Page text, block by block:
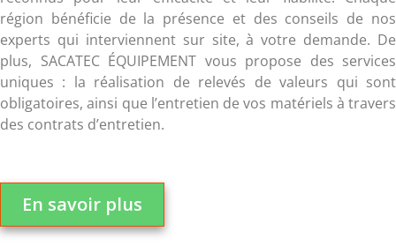
région bénéficie de la présence et des conseils de nos
experts qui interviennent sur site, à votre demande. De
plus, SACATEC ÉQUIPEMENT vous propose des services
uniques : la réalisation de relevés de valeurs qui sont
obligatoires, ainsi que l’entretien de vos matériels à travers
des contrats d’entretien.
En savoir plus